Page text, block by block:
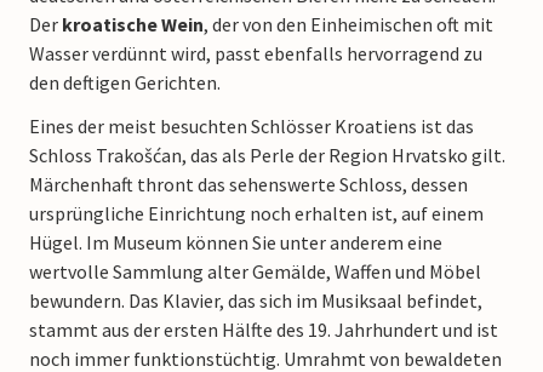
Der kroatische Wein, der von den Einheimischen oft mit
Wasser verdünnt wird, passt ebenfalls hervorragend zu
den deftigen Gerichten.
Eines der meist besuchten Schlösser Kroatiens ist das
Schloss Trakošćan, das als Perle der Region Hrvatsko gilt.
Märchenhaft thront das sehenswerte Schloss, dessen
ursprüngliche Einrichtung noch erhalten ist, auf einem
Hügel. Im Museum können Sie unter anderem eine
wertvolle Sammlung alter Gemälde, Waffen und Möbel
bewundern. Das Klavier, das sich im Musiksaal befindet,
stammt aus der ersten Hälfte des 19. Jahrhundert und ist
noch immer funktionstüchtig. Umrahmt von bewaldeten